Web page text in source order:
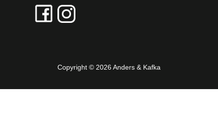
Copyright © 2026 Anders & Kafka